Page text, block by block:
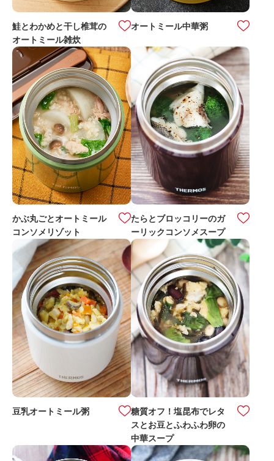
鮭とわかめと干し椎茸の
オートミール雑炊
オートミール中華粥
かぶ丸ごとオートミール
コンソメリゾット
たらとブロッコリーのガ
ーリックコンソメスープ
豆乳オートミール粥
糖質オフ！塩昆布でレタ
スとお豆とふわふわ卵の
中華スープ